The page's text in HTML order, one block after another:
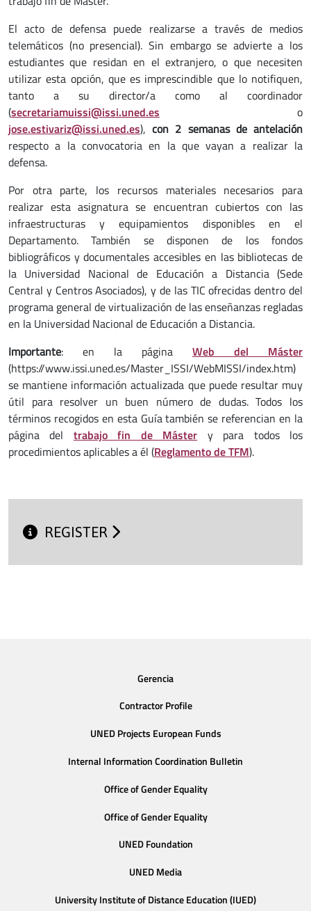
El acto de defensa puede realizarse a través de medios
telemáticos (no presencial). Sin embargo se advierte a los
estudiantes que residan en el extranjero, o que necesiten
utilizar esta opción, que es imprescindible que lo notifiquen,
tanto a su director/a como al coordinador
(secretariamuissi@issi.uned.es o
jose.estivariz@issi.uned.es),con 2 semanas de antelación
respecto a la convocatoria en la que vayan a realizar la
defensa.
Por otra parte, los recursos materiales necesarios para
realizar esta asignatura se encuentran cubiertos con las
infraestructuras y equipamientos disponibles en el
Departamento. También se disponen de los fondos
bibliográficos y documentales accesibles en las bibliotecas de
la Universidad Nacional de Educación a Distancia (Sede
Central y Centros Asociados), y de las TIC ofrecidas dentro del
programa general de virtualización de las enseñanzas regladas
en la Universidad Nacional de Educación a Distancia.
Importante: en la página Web del Máster
(https://www.issi.uned.es/Master_ISSI/WebMISSI/index.htm)
se mantiene información actualizada que puede resultar muy
útil para resolver un buen número de dudas. Todos los
términos recogidos en esta Guía también se referencian en la
página del trabajo fin de Máster y para todos los
procedimientos aplicables a él (Reglamento de TFM).
REGISTER
Gerencia
Contractor Profile
UNED Projects European Funds
Internal Information Coordination Bulletin
Office of Gender Equality
Office of Gender Equality
UNED Foundation
UNED Media
University Institute of Distance Education (IUED)